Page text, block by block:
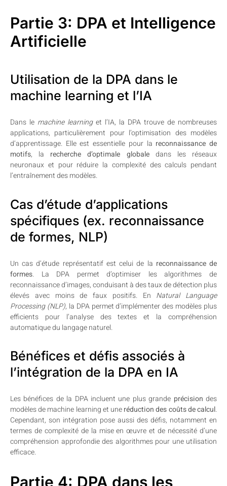
Partie 3: DPA et Intelligence
Artificielle
Utilisation de la DPA dans le
machine learning et l’IA
Dans le machine learninget l’IA, la DPA trouve de nombreuses
applications, particulièrement pour l’optimisation des modèles
d’apprentissage. Elle est essentielle pour la reconnaissance de
motifs, la recherche d’optimale globaledans les réseaux
neuronaux et pour réduire la complexité des calculs pendant
l’entraînement des modèles.
Cas d’étude d’applications
spécifiques (ex. reconnaissance
de formes, NLP)
Un cas d’étude représentatif est celui de la reconnaissance de
formes. La DPA permet d’optimiser les algorithmes de
reconnaissance d’images, conduisant à des taux de détection plus
élevés avec moins de faux positifs. En Natural Language
Processing (NLP), la DPA permet d’implémenter des modèles plus
efficients pour l’analyse des textes et la compréhension
automatique du langage naturel.
Bénéfices et défis associés à
l’intégration de la DPA en IA
Les bénéfices de la DPA incluent une plus grande précision des
modèles de machine learning et uneréduction des coûts de calcul.
Cependant, son intégration pose aussi des défis, notamment en
termes de complexité de la mise en œuvre et de nécessité d’une
compréhension approfondie des algorithmes pour une utilisation
efficace.
Partie 4: DPA dans les